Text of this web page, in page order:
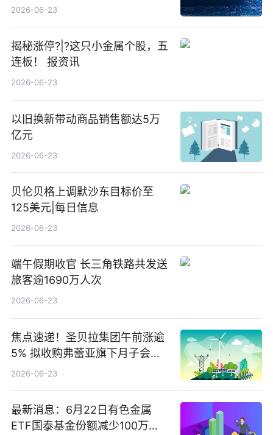
23点
2026-06-23
揭秘涨停?|?这只小金属个股，五
连板！ 报资讯
2026-06-23
以旧换新带动商品销售额达5万
亿元
2026-06-23
贝伦贝格上调默沙东目标价至
125美元|每日信息
2026-06-23
端午假期收官 长三角铁路共发送
旅客逾1690万人次
2026-06-23
焦点速递！圣贝拉集团午前涨逾
5% 拟收购弗蕾亚旗下月子会所
业务少数股权
2026-06-23
最新消息：6月22日有色金属
ETF国泰基金份额减少100万